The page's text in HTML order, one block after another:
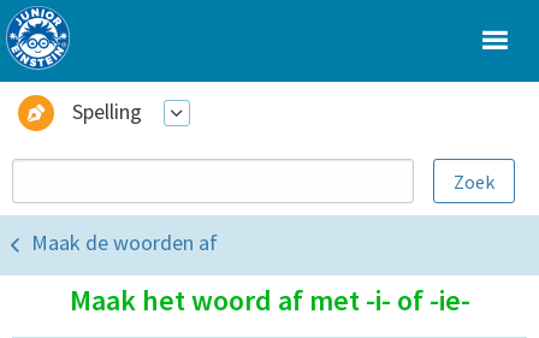
Spelling
Maak de woorden af
Maak het woord af met -i- of -ie-